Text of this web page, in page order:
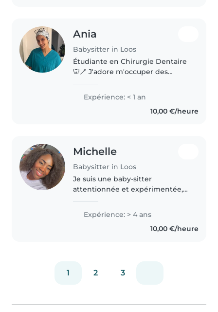
Ania
Babysitter in Loos
Étudiante en Chirurgie Dentaire
🦷🪥 J'adore m'occuper des
amusantes et créatives pour eux
: jeux, lecture, peinture, karaoké...
Je parle couramment..
Expérience: < 1 an
10,00 €/heure
Michelle
Babysitter in Loos
Je suis une baby-sitter
attentionnée et expérimentée,
garde d'enfants, principalement
avec les tout-petits. Je suis prête
à m'occuper de vos enfants
Expérience: > 4 ans
10,00 €/heure
1 2 3